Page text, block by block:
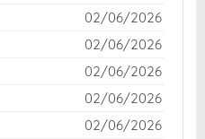
02/06/2026
02/06/2026
02/06/2026
02/06/2026
02/06/2026